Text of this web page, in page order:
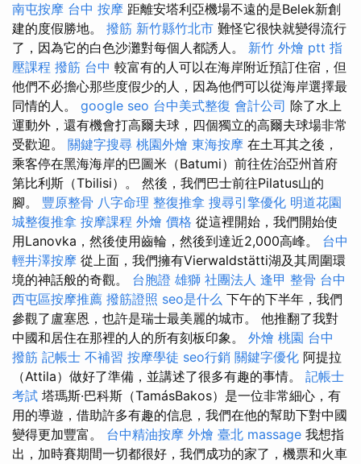
南屯按摩 台中 按摩 距離安塔利亞機場不遠的是Belek新創
建的度假勝地。 撥筋 新竹縣竹北市 難怪它很快就變得流行
了，因為它的白色沙灘對每個人都誘人。 新竹 外燴 ptt 指
壓課程 撥筋 台中 較富有的人可以在海岸附近預訂住宿，但
他們不必擔心那些度假少的人，因為他們可以從海岸選擇最
同情的人。 google seo 台中美式整復 會計公司 除了水上
運動外，還有機會打高爾夫球，四個獨立的高爾夫球場非常
受歡迎。 關鍵字搜尋 桃園外燴 東海按摩 在土耳其之後，
乘客停在黑海海岸的巴圖米（Batumi）前往佐治亞州首府
第比利斯（Tbilisi）。 然後，我們巴士前往Pilatus山的
腳。 豐原整骨 八字命理 整復推拿 搜尋引擎優化 明道花園
城整復推拿 按摩課程 外燴 價格 從這裡開始，我們開始使
用Lanovka，然後使用齒輪，然後到達近2,000高峰。 台中
輕井澤按摩 從上面，我們擁有Vierwaldstätti湖及其周圍環
境的神話般的奇觀。 台胞證 雄獅 社團法人 逢甲 整骨 台中
西屯區按摩推薦 撥筋證照 seo是什么 下午的下半年，我們
參觀了盧塞恩，也許是瑞士最美麗的城市。 他推翻了我對
中國和居住在那裡的人的所有刻板印象。 外燴 桃園 台中
撥筋 記帳士 不補習 按摩學徒 seo行銷 關鍵字優化 阿提拉
（Attila）做好了準備，並講述了很多有趣的事情。 記帳士
考試 塔瑪斯·巴科斯（TamásBakos）是一位非常細心，有
用的導遊，借助許多有趣的信息，我們在他的幫助下對中國
變得更加豐富。 台中精油按摩 外燴 臺北 massage 我想指
出，加時賽期間一切都很好，我們成功的家了，機票和火車